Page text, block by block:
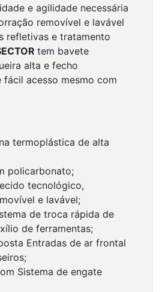
e agilidade necessária
removível e lavável
refletivas e tratamento
tem bavete
alta e fecho
acesso mesmo com
termoplástica de alta
policarbonato;
tecnológico,
e lavável;
de troca rápida de
de ferramentas;
Entradas de ar frontal
Sistema de engate